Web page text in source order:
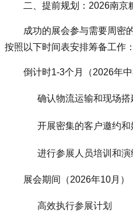
二、提前规划：2026南京
成功的展会参与需要周密
按照以下时间表安排筹备工作：
倒计时1-3个月（2026年中
确认物流运输和现场搭
开展密集的客户邀约和
进行参展人员培训和演
展会期间（2026年10月）
高效执行参展计划